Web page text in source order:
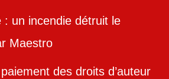
: un incendie détruit le
Maestro
des droits d’auteur